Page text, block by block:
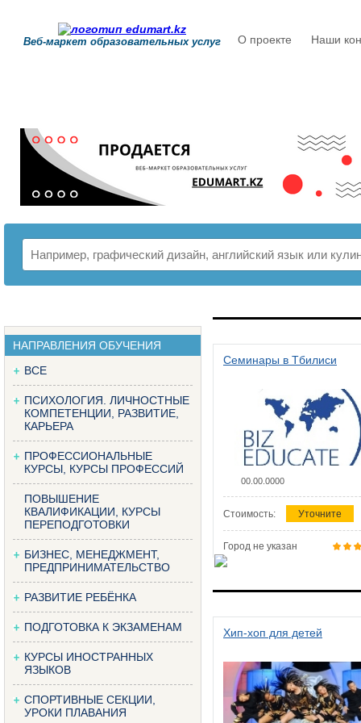
Веб-маркет образовательных услуг О проекте Наши
НАПРАВЛЕНИЯ ОБУЧЕНИЯ
ВСЕ
ПСИХОЛОГИЯ. ЛИЧНОСТНЫЕ
КОМПЕТЕНЦИИ, РАЗВИТИЕ,
КАРЬЕРА
ПРОФЕССИОНАЛЬНЫЕ
КУРСЫ, КУРСЫ ПРОФЕССИЙ
ПОВЫШЕНИЕ
КВАЛИФИКАЦИИ, КУРСЫ
ПЕРЕПОДГОТОВКИ
БИЗНЕС, МЕНЕДЖМЕНТ,
ПРЕДПРИНИМАТЕЛЬСТВО
РАЗВИТИЕ РЕБЁНКА
ПОДГОТОВКА К ЭКЗАМЕНАМ
КУРСЫ ИНОСТРАННЫХ
ЯЗЫКОВ
СПОРТИВНЫЕ СЕКЦИИ,
УРОКИ ПЛАВАНИЯ
Семинары в Тбилиси
00.00.0000
Стоимость: Уточните
Город не указан
Хип-хоп для детей